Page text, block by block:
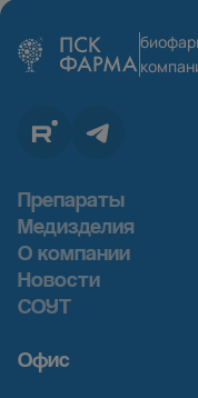
Препараты
Медизделия
О компании
Новости
СОУТ
Офис